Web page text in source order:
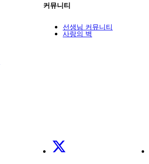
커뮤니티
선생님 커뮤니티
사랑의 벽
X